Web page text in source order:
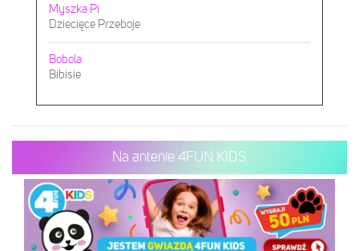
Myszka Pi
Dziecięce Przeboje
Bobola
Bibisie
Na antenie 4FUN KIDS